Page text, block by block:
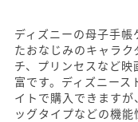
ディズニーの母子手
たおなじみのキャラ
チ、プリンセスなど
富です。ディズニース
イトで購入できます
ッグタイプなどの機能